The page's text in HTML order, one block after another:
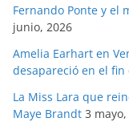
Fernando Ponte y el
junio, 2026
Amelia Earhart en
desapareció en el
La Miss Lara que
Maye Brandt 3